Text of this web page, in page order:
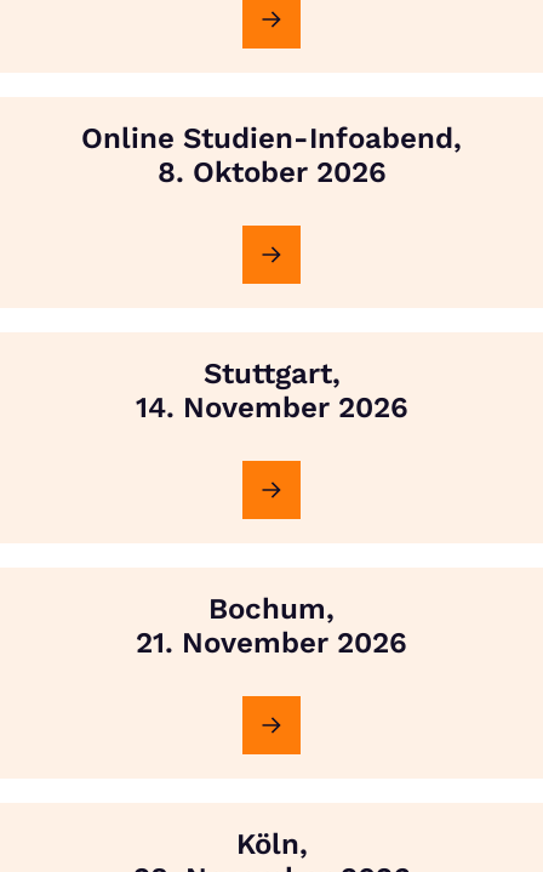
Online Studien-Infoabend,
8. Oktober 2026
Stuttgart,
14. November 2026
Bochum,
21. November 2026
Köln,